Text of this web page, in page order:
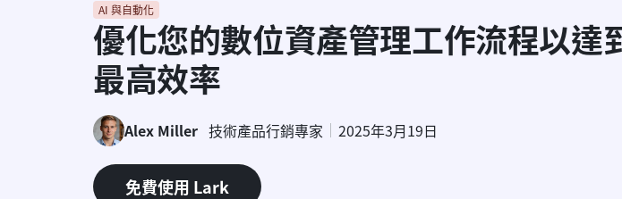
AI 與自動化
優化您的數位資產管理工作流程以達
最高效率
Alex Miller 技術產品行銷專家 2025年3月19日
免費使用 Lark